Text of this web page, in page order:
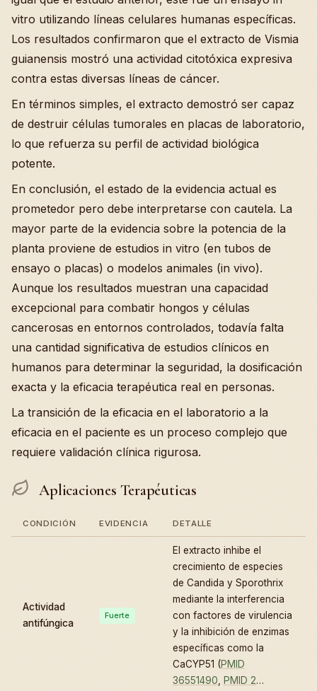
vitro utilizando líneas celulares humanas específicas.
Los resultados confirmaron que el extracto de Vismia
guianensis mostró una actividad citotóxica expresiva
contra estas diversas líneas de cáncer.
En términos simples, el extracto demostró ser capaz
de destruir células tumorales en placas de laboratorio,
lo que refuerza su perfil de actividad biológica
potente.
En conclusión, el estado de la evidencia actual es
prometedor pero debe interpretarse con cautela. La
mayor parte de la evidencia sobre la potencia de la
planta proviene de estudios in vitro (en tubos de
ensayo o placas) o modelos animales (in vivo).
Aunque los resultados muestran una capacidad
excepcional para combatir hongos y células
cancerosas en entornos controlados, todavía falta
una cantidad significativa de estudios clínicos en
humanos para determinar la seguridad, la dosificación
exacta y la eficacia terapéutica real en personas.
La transición de la eficacia en el laboratorio a la
eficacia en el paciente es un proceso complejo que
requiere validación clínica rigurosa.
Aplicaciones Terapéuticas
CONDICIÓN EVIDENCIA DETALLE
Actividad
antifúngica
Fuerte
El extracto inhibe el
crecimiento de especies
de Candida y Sporothrix
mediante la interferencia
con factores de virulencia
y la inhibición de enzimas
específicas como la
CaCYP51 (PMID
36551490
PMID 2…